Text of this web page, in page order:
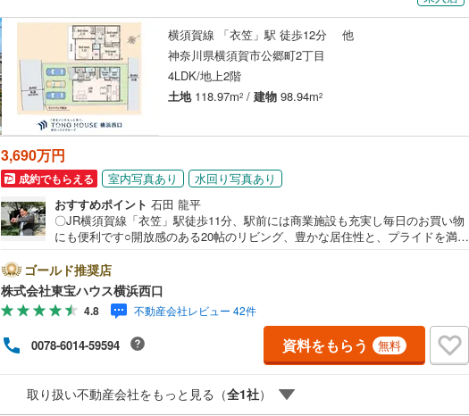
横須賀線 「衣笠」駅 徒歩12分 他
神奈川県横須賀市公郷町2丁目
4LDK/地上2階
土地118.97m2 / 建物 98.94m2
3,690万円
成約でもらえる 室内写真あり
水回り写真あり
おすすめポイント 石田 龍平
〇JR横須賀線「衣笠」駅徒歩11分、駅前には商業施設も充実し毎日のお買い物
にも便利です○開放感のある20帖のリビング、豊かな居住性と、プライドを満た
を得らえる立地ーーーーYahoo！ 不動産キャンペーン対象店舗ーーーー当店で
物件を成約するとPayPayボーナスライトがもらえる「Yahoo！ 不動産 物件ご
成約キャンペーン」の対象になります。「資料をもらう」「見学予約をする」
ボタンからお問い合わせください。※必ずYahoo！ JAPAN IDでログインしてく
ださい。※PayPayボーナスライトは出金と譲渡はできません。有効期限は付与
日から60日です。ーーーーーーーーーーーーーーーーーーーーーーーーーー紹
介金融機関/都市銀行利率/年利 0.95％（変動金利）※上記金利は 2026年8月時点
り表記の返済額と異なる場合があります。ーーーーーーーーーー
ゴールド推奨店
株式会社東宝ハウス横浜西口
4.8 不動産会社レビュー 42件
0078-6014-59594 資料をもらう 無料
取り扱い不動産会社をもっと見る（全1社）
浴室乾燥機あり（73）
バルコニー、庭
ウッドデッキあり ）
収納
ウォークインクローゼット
（41 ）
床下収納
販売、価格、契約、入居関連など
即入居可能（3
オンライン対応
オンライン内見(相談)可 IT重説可（4）
オンライン対応とは？